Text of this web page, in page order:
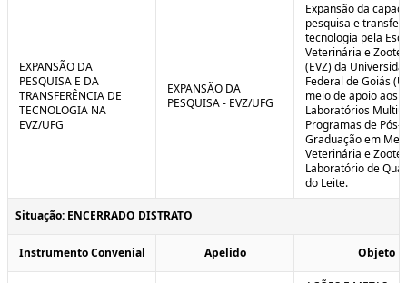
EXPANSÃO DA
PESQUISA E DA
TRANSFERÊNCIA DE
TECNOLOGIA NA
EVZ/UFG
EXPANSÃO DA
PESQUISA - EVZ/UFG
Expansão da
pesquisa e
tecnologia pela
Veterinária e
(EVZ) da
Federal de Goiás
meio de apoio aos
Laboratórios
Programas de Pós-
Graduação em
Veterinária e
Laboratório de
do Leite.
Situação: ENCERRADO DISTRATO
Instrumento Convenial Apelido Objeto